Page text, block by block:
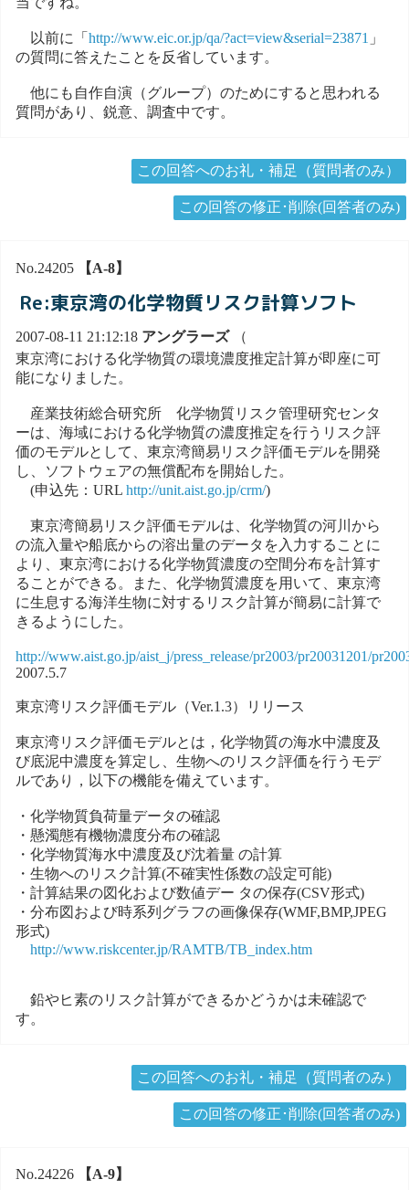
以前に「 http://www.eic.or.jp/qa/?act=view&serial=23871 」
の質問に答えたことを反省しています。
他にも自作自演（グループ）のためにすると思われる
質問があり、鋭意、調査中です。
この回答へのお礼・補足（質問者のみ）
この回答の修正･削除(回答者のみ)
No.24205 【A-8】
Re:東京湾の化学物質リスク計算ソフト
2007-08-11 21:12:18 アングラーズ（
東京湾における化学物質の環境濃度推定計算が即座に可
能になりました。
産業技術総合研究所 化学物質リスク管理研究センタ
ーは、海域における化学物質の濃度推定を行うリスク評
価のモデルとして、東京湾簡易リスク評価モデルを開発
し、ソフトウェアの無償配布を開始した。
(申込先：URL http://unit.aist.go.jp/crm/)
東京湾簡易リスク評価モデルは、化学物質の河川から
の流入量や船底からの溶出量のデータを入力することに
より、東京湾における化学物質濃度の空間分布を計算す
ることができる。また、化学物質濃度を用いて、東京湾
に生息する海洋生物に対するリスク計算が簡易に計算で
きるようにした。
http://www.aist.go.jp/aist_j/press_release/pr2003/pr20031201/
2007.5.7
東京湾リスク評価モデル（Ver.1.3）リリース
東京湾リスク評価モデルとは，化学物質の海水中濃度及
び底泥中濃度を算定し、生物へのリスク評価を行うモデ
ルであり，以下の機能を備えています。
・化学物質負荷量データの確認
・懸濁態有機物濃度分布の確認
・化学物質海水中濃度及び沈着量 の計算
・生物へのリスク計算(不確実性係数の設定可能)
・計算結果の図化および数値デー タの保存(CSV形式)
・分布図および時系列グラフの画像保存(WMF,BMP,JPEG
形式)
http://www.riskcenter.jp/RAMTB/TB_index.htm
鉛やヒ素のリスク計算ができるかどうかは未確認で
す。
この回答へのお礼・補足（質問者のみ）
この回答の修正･削除(回答者のみ)
No.24226 【A-9】